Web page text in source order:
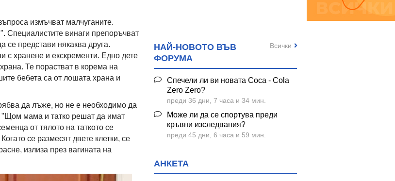
измъчват малчуганите.
Специалистите винаги препоръчват
се представи някаква друга.
с хранене и екскременти. Едно дете
Те порастват в корема на
бебета са от лошата храна и
да лъже, но не е необходимо да
"Щом мама и татко решат да имат
от тялото на таткото се
се размесят двете клетки, се
излиза през вагината на
НАЙ-НОВОТО ВЪВ
ФОРУМА
Спечели ли ви новата Coca - Cola
Zero Zero?
преди 36 дни, 7 часа и 34 мин.
Може ли да се спортува преди
кръвни изследвания?
преди 45 дни, 6 часа и 59 мин.
Всички
АНКЕТА